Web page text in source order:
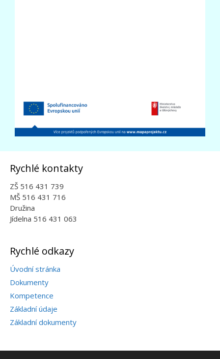
Rychlé kontakty
ZŠ 516 431 739
MŠ 516 431 716
Družina
Jídelna 516 431 063
Rychlé odkazy
Úvodní stránka
Dokumenty
Kompetence
Základní údaje
Základní dokumenty